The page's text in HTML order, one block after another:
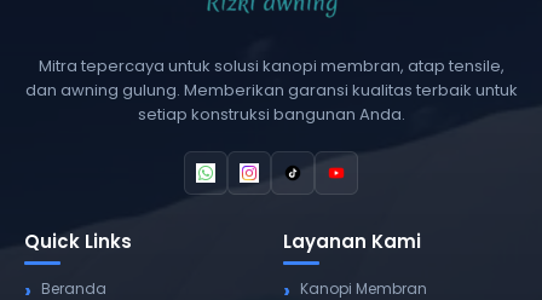
Mitra tepercaya untuk solusi kanopi membran, atap tensile,
dan awning gulung. Memberikan garansi kualitas terbaik untuk
setiap konstruksi bangunan Anda.
Quick Links
Beranda
Layanan Kami
Kanopi Membran